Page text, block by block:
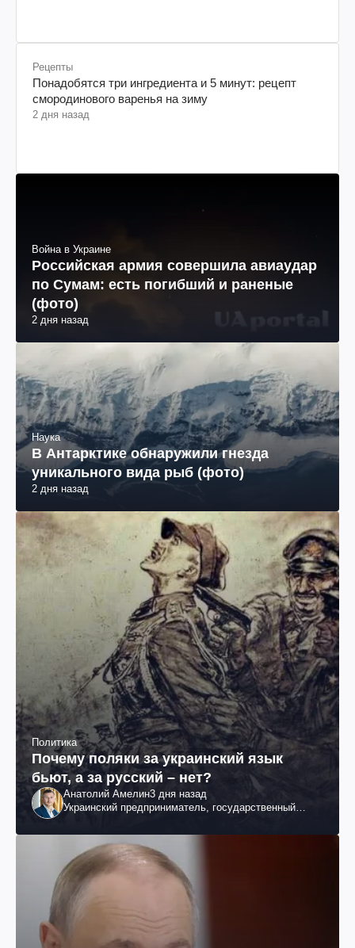
Рецепты
Понадобятся три ингредиента и 5 минут: рецепт
смородинового варенья на зиму
2 дня назад
Война в Украине
Российская армия совершила авиаудар
по Сумам: есть погибший и раненые
(фото)
2 дня назад
Наука
В Антарктике обнаружили гнезда
уникального вида рыб (фото)
2 дня назад
Политика
Почему поляки за украинский язык
бьют, а за русский – нет?
Анатолий Амелин3 дня назад
Украинский предприниматель, государственный